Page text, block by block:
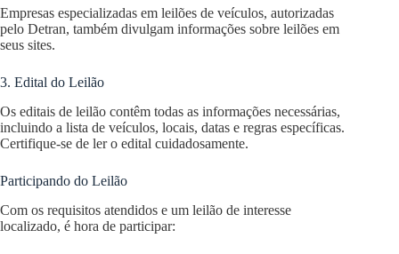
Empresas especializadas em leilões de veículos, autorizadas
pelo Detran, também divulgam informações sobre leilões em
seus sites.
3. Edital do Leilão
Os editais de leilão contêm todas as informações necessárias,
incluindo a lista de veículos, locais, datas e regras específicas.
Certifique-se de ler o edital cuidadosamente.
Participando do Leilão
Com os requisitos atendidos e um leilão de interesse
localizado, é hora de participar: